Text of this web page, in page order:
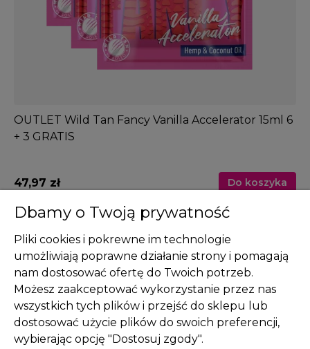
OUTLET Wild Tan Fancy Vanilla Accelerator 15ml 6
+ 3 GRATIS
47,97 zł Do koszyka
Pomoc
Moje konto
Płatności i dostawa
Dbamy o Twoją prywatność
Pliki cookies i pokrewne im technologie
umożliwiają poprawne działanie strony i pomagają
nam dostosować ofertę do Twoich potrzeb.
Możesz zaakceptować wykorzystanie przez nas
wszystkich tych plików i przejść do sklepu lub
dostosować użycie plików do swoich preferencji,
wybierając opcję "Dostosuj zgody".